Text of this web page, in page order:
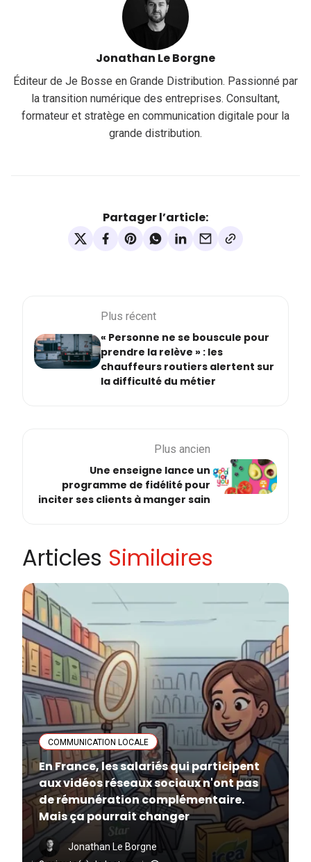
Jonathan Le Borgne
Éditeur de Je Bosse en Grande Distribution. Passionné par
la transition numérique des entreprises. Consultant,
formateur et stratège en communication digitale pour la
grande distribution.
Partager l’article:
Plus récent
« Personne ne se bouscule pour
prendre la relève » : les
chauffeurs routiers alertent sur
la difficulté du métier
Plus ancien
Une enseigne lance un
programme de fidélité pour
inciter ses clients à manger sain
Articles Similaires
COMMUNICATION LOCALE
En France, les salariés qui participent
aux vidéos réseaux sociaux n'ont pas
de rémunération complémentaire.
Mais ça pourrait changer
Jonathan Le Borgne